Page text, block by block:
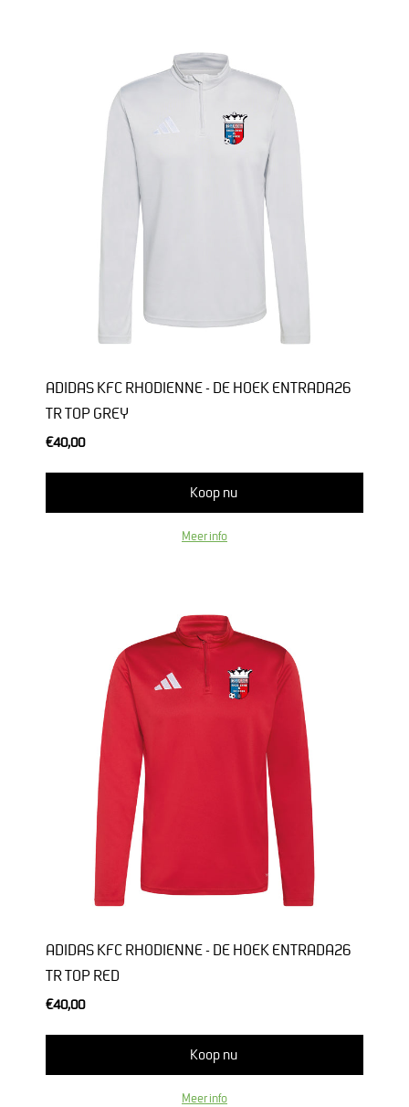
ADIDAS KFC RHODIENNE - DE HOEK ENTRADA26
TR TOP GREY
€40,00
Koop nu
Meer info
ADIDAS KFC RHODIENNE - DE HOEK ENTRADA26
TR TOP RED
€40,00
Koop nu
Meer info